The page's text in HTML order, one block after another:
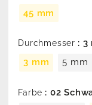
45 mm
Durchmesser : 3
3 mm
5 mm
Farbe : 02